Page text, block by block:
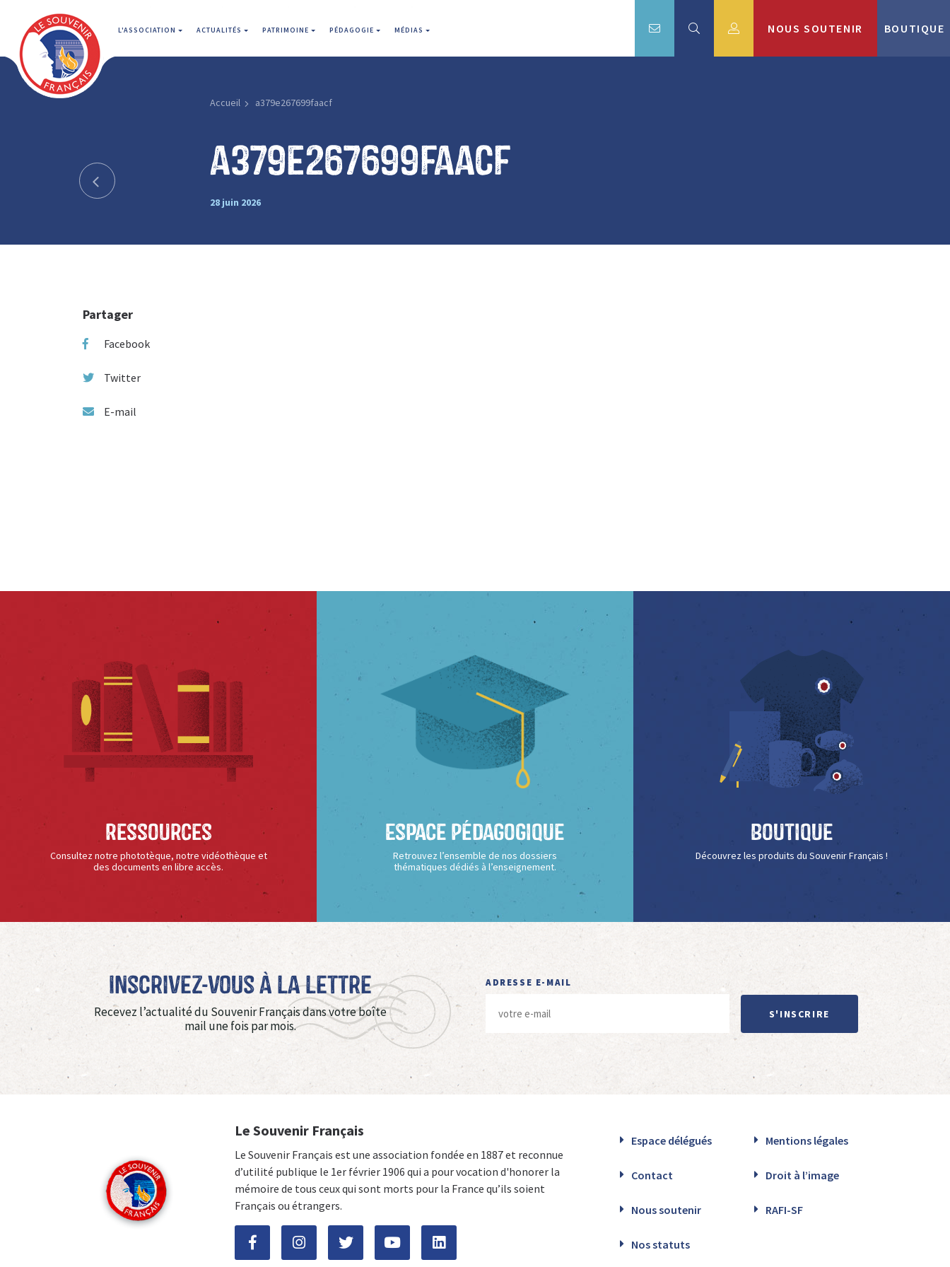
L'ASSOCIATION ACTUALITÉS PATRIMOINE PÉDAGOGIE MÉDIAS NOUS SOUTENIR BOUTIQUE
Accueil a379e267699faacf
a379e267699faacf
28 juin 2026
Partager
Facebook
Twitter
E-mail
Ressources
Consultez notre phototèque, notre vidéothèque et
des documents en libre accès.
Espace Pédagogique
Retrouvez l’ensemble de nos dossiers
thématiques dédiés à l’enseignement.
Boutique
Découvrez les produits du Souvenir Français !
Inscrivez-vous à La Lettre
Recevez l’actualité du Souvenir Français dans votre boîte
mail une fois par mois.
ADRESSE E-MAIL
S'INSCRIRE
Le Souvenir Français
Le Souvenir Français est une association fondée en 1887 et reconnue
d’utilité publique le 1er février 1906 qui a pour vocation d'honorer la
mémoire de tous ceux qui sont morts pour la France qu’ils soient
Français ou étrangers.
Espace délégués Mentions légales
Contact Droit à l’image
Nous soutenir RAFI-SF
Nos statuts